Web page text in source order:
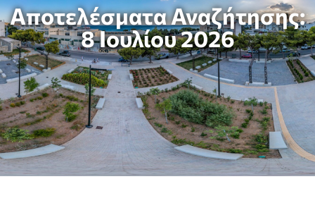
Αποτελέσματα Αναζήτησης:
8 Ιουλίου 2026